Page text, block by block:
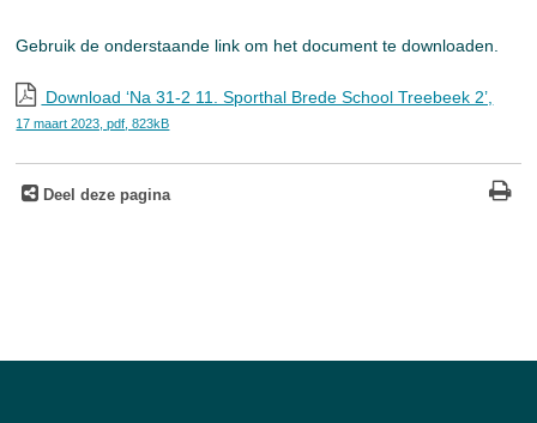
Gebruik de onderstaande link om het document te downloaden.
Download ‘Na 31-2 11. Sporthal Brede School Treebeek 2’,
17 maart 2023,pdf , 823kB
Deel deze pagina